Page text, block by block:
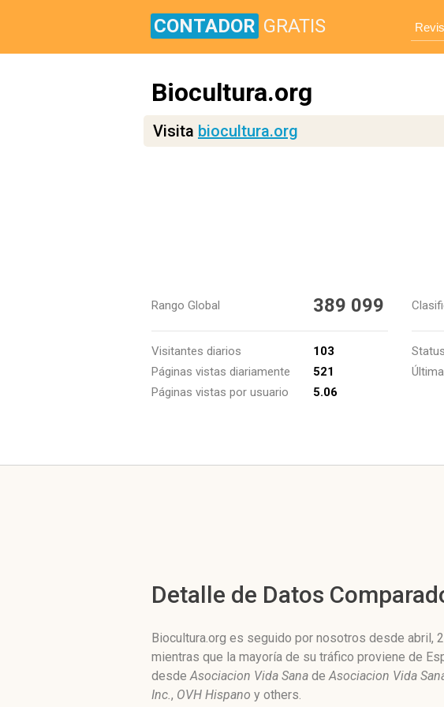
CONTADOR GRATIS
Biocultura.org
Visita biocultura.org
Rango Global 389 099
Visitantes diarios
103
Páginas vistas diariamente
521
Páginas vistas por usuario
5.06
Status
Detalle de Datos
Biocultura.org es seguido por nosotros desde abril,
mientras que la mayoría de su tráfico proviene de
desdeAsociacion Vida Sana deAsociacion Vida
Inc., OVH Hispano y others.